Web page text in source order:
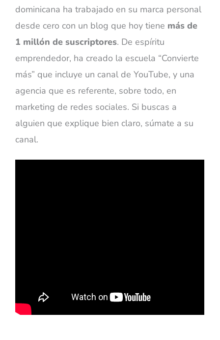
dominicana ha trabajado en su marca personal
desde cero con un blog que hoy tiene más de
1 millón de suscriptores. De espíritu
emprendedor, ha creado la escuela “Convierte
más” que incluye un canal de YouTube, y una
agencia que es referente, sobre todo, en
marketing de redes sociales. Si buscas a
alguien que explique bien claro, súmate a su
canal.